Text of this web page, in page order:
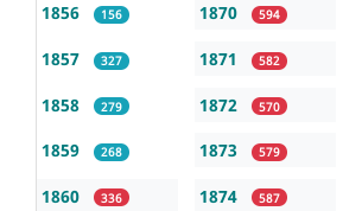
1856 156
1857 327
1858 279
1859 268
1860 336
1870 594
1871 582
1872 570
1873 579
1874 587